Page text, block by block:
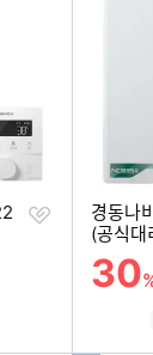
찜
경동나비엔
(공식대
할인률
30